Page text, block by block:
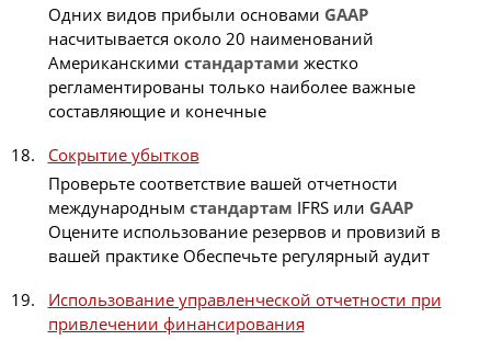
Одних видов прибыли основами GAAP
насчитывается около 20 наименований
Американскими стандартами жестко
регламентированы только наиболее важные
составляющие и конечные
Сокрытие убытков
Проверьте соответствие вашей отчетности
международным стандартам IFRS или GAAP
Оцените использование резервов и провизий в
вашей практике Обеспечьте регулярный аудит
Использование управленческой отчетности при
привлечении финансирования